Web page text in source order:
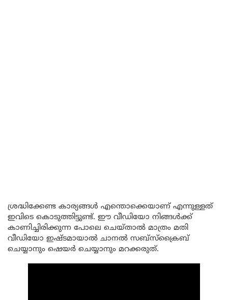
ശ്രദ്ധിക്കേണ്ട കാര്യങ്ങൾ എന്തൊക്കെയാണ് എന്നുള്ളത്
ഇവിടെ കൊടുത്തിട്ടുണ്ട്. ഈ വീഡിയോ നിങ്ങൾക്ക്
കാണിച്ചിരിക്കുന്ന പോലെ ചെയ്താൽ മാത്രം മതി
വീഡിയോ ഇഷ്ടമായാൽ ചാനൽ സബ്സ്ക്രൈബ്
ചെയ്യാനും ഷെയർ ചെയ്യാനും മറക്കരുത്.